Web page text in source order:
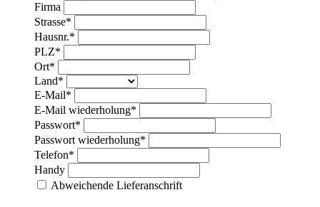
Firma
Strasse*
Hausnr.*
PLZ*
Ort*
Land*
E-Mail*
E-Mail wiederholung*
Passwort*
Passwort wiederholung*
Telefon*
Handy
Abweichende Lieferanschrift